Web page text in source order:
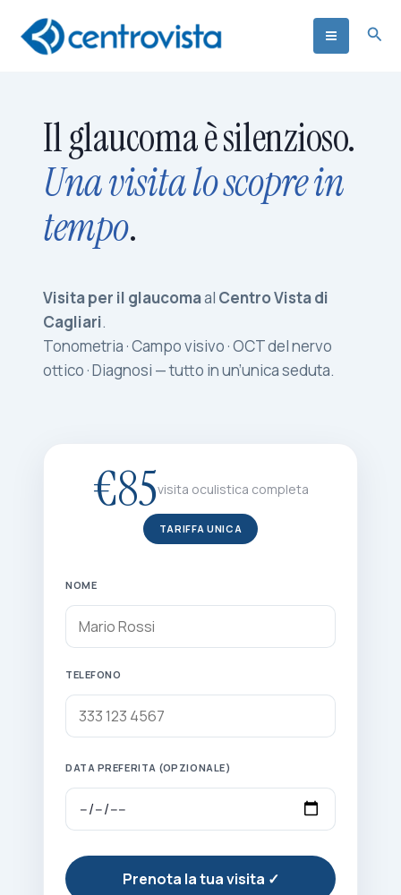
contenuto
Il glaucoma è silenzioso.
Una visita lo scopre in
tempo.
Visita per il glaucomaal Centro Vista di
Cagliari.
Tonometria · Campo visivo · OCT del nervo
ottico · Diagnosi — tutto in un’unica seduta.
€85visita oculistica completa
TARIFFA UNICA
NOME
TELEFONO
DATA PREFERITA (OPZIONALE)